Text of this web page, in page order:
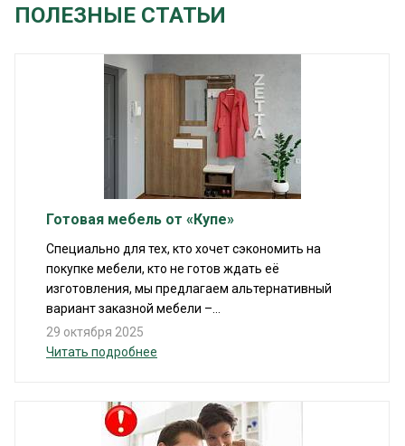
ПОЛЕЗНЫЕ СТАТЬИ
Готовая мебель от «Купе»
Специально для тех, кто хочет сэкономить на
покупке мебели, кто не готов ждать её
изготовления, мы предлагаем альтернативный
вариант заказной мебели –...
29 октября 2025
Читать подробнее